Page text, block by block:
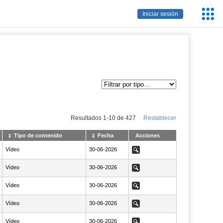
Iniciar sesión
Resultados 1 -10de 427 Restablecer
Tipo de contenido Fecha Acciones
Vídeo NaN30-06-2026
30-06-2026 Ver
Vídeo NaN30-06-2026
30-06-2026 Ver
Vídeo NaN30-06-2026
30-06-2026 Ver
Vídeo NaN30-06-2026
30-06-2026 Ver
Vídeo NaN30-06-2026
30-06-2026 Ver